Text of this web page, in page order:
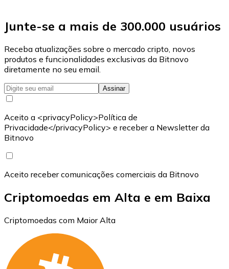
Junte-se a mais de 300.000 usuários
Receba atualizações sobre o mercado cripto, novos
produtos e funcionalidades exclusivas da Bitnovo
diretamente no seu email.
Assinar
Aceito a <privacyPolicy>Política de
Privacidade</privacyPolicy> e receber a Newsletter da
Bitnovo
Aceito receber comunicações comerciais da Bitnovo
Criptomoedas em Alta e em Baixa
Criptomoedas com Maior Alta